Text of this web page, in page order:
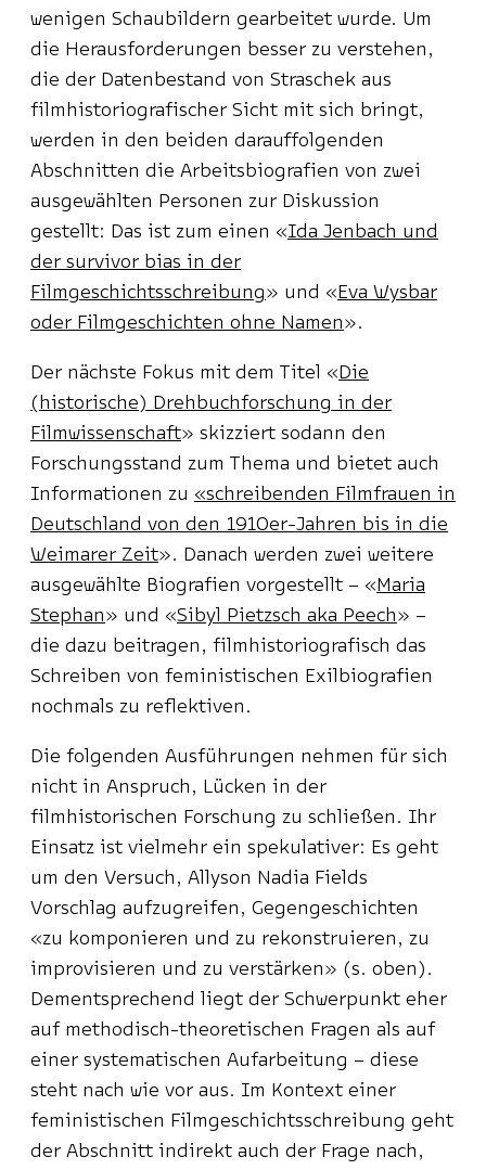
wenigen Schaubildern gearbeitet wurde. Um
die Herausforderungen besser zu verstehen,
die der Datenbestand von Straschek aus
filmhistoriografischer Sicht mit sich bringt,
werden in den beiden darauffolgenden
Abschnitten die Arbeitsbiografien von zwei
ausgewählten Personen zur Diskussion
gestellt: Das ist zum einen «Ida Jenbach und
der survivor bias in der
Filmgeschichtsschreibung» und «Eva Wysbar
oder Filmgeschichten ohne Namen».
Der nächste Fokus mit dem Titel «Die
(historische) Drehbuchforschung in der
Filmwissenschaft» skizziert sodann den
Forschungsstand zum Thema und bietet auch
Informationen zu «schreibenden Filmfrauen in
Deutschland von den 1910er-Jahren bis in die
Weimarer Zeit». Danach werden zwei weitere
ausgewählte Biografien vorgestellt – «Maria
Stephan» und «Sibyl Pietzsch aka Peech» –
die dazu beitragen, filmhistoriografisch das
Schreiben von feministischen Exilbiografien
nochmals zu reflektiven.
Die folgenden Ausführungen nehmen für sich
nicht in Anspruch, Lücken in der
filmhistorischen Forschung zu schließen. Ihr
Einsatz ist vielmehr ein spekulativer: Es geht
um den Versuch, Allyson Nadia Fields
Vorschlag aufzugreifen, Gegengeschichten
«zu komponieren und zu rekonstruieren, zu
improvisieren und zu verstärken» (s. oben).
Dementsprechend liegt der Schwerpunkt eher
auf methodisch-theoretischen Fragen als auf
einer systematischen Aufarbeitung – diese
steht nach wie vor aus. Im Kontext einer
feministischen Filmgeschichtsschreibung geht
der Abschnitt indirekt auch der Frage nach,